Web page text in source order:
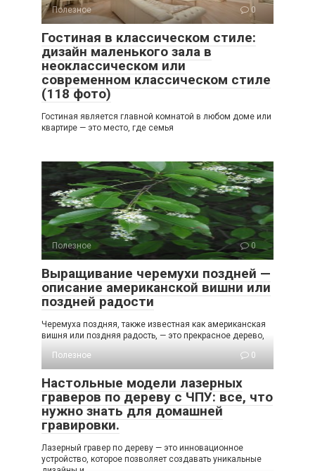
Полезное 0
Гостиная в классическом стиле:
дизайн маленького зала в
неоклассическом или
современном классическом стиле
(118 фото)
Гостиная является главной комнатой в любом доме или
квартире — это место, где семья
Полезное 0
Выращивание черемухи поздней —
описание американской вишни или
поздней радости
Черемуха поздняя, также известная как американская
вишня или поздняя радость, — это прекрасное дерево,
Полезное
0
Настольные модели лазерных
граверов по дереву с ЧПУ: все, что
нужно знать для домашней
гравировки.
Лазерный гравер по дереву — это инновационное
устройство, которое позволяет создавать уникальные